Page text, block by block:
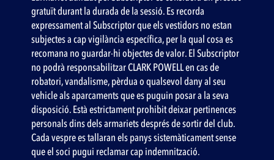
gratuït durant la durada de la sessió. Es recorda
expressament al Subscriptor que els vestidors no estan
subjectes a cap vigilància específica, per la qual cosa es
recomana no guardar-hi objectes de valor. El Subscriptor
no podrà responsabilitzar CLARK POWELL en cas de
robatori, vandalisme, pèrdua o qualsevol dany al seu
vehicle als aparcaments que es puguin posar a la seva
disposició. Està estrictament prohibit deixar pertinences
personals dins dels armariets després de sortir del club.
Cada vespre es tallaran els panys sistemàticament sense
que el soci pugui reclamar cap indemnització.